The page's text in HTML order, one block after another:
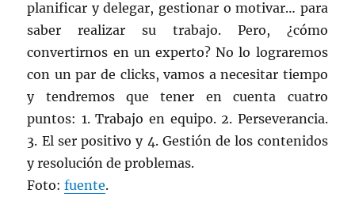
planificar y delegar, gestionar o motivar… para
saber realizar su trabajo. Pero, ¿cómo
convertirnos en un experto? No lo lograremos
con un par de clicks, vamos a necesitar tiempo
y tendremos que tener en cuenta cuatro
puntos: 1. Trabajo en equipo. 2. Perseverancia.
3. El ser positivo y 4. Gestión de los contenidos
y resolución de problemas.
Foto:fuente.